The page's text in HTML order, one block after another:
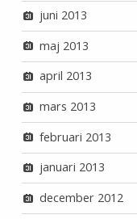
juni 2013
maj 2013
april 2013
mars 2013
februari 2013
januari 2013
december 2012